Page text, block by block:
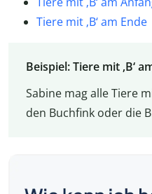
Tiere mit ‚B‘ am Ende
Beispiel: Tiere mit ‚B‘
Sabine mag alle Tiere
den Buchfink oder die